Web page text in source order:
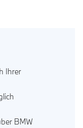
Ihrer
BMW